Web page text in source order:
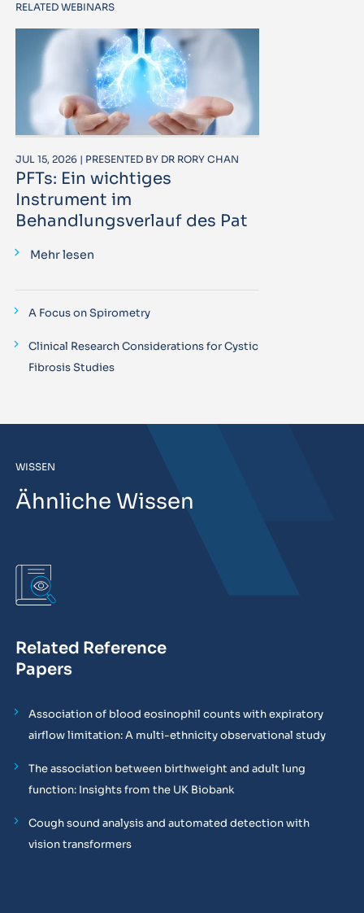
RELATED WEBINARS
JUL 15, 2026 | PRESENTED BY DR RORY CHAN
PFTs: Ein wichtiges
Instrument im
Behandlungsverlauf des Pat
Mehr lesen
A Focus on Spirometry
Clinical Research Considerations for Cystic
Fibrosis Studies
WISSEN
Ähnliche Wissen
Related Reference
Papers
Association of blood eosinophil counts with expiratory
airflow limitation: A multi-ethnicity observational study
The association between birthweight and adult lung
function: Insights from the UK Biobank
Cough sound analysis and automated detection with
vision transformers